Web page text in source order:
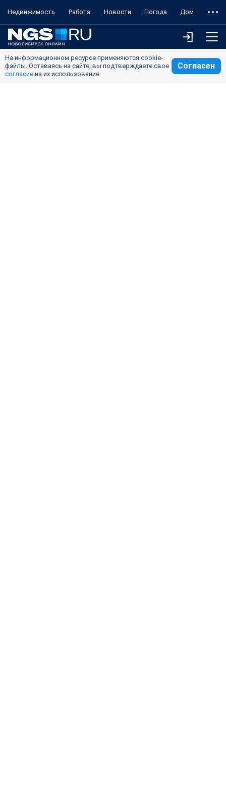
Недвижимость Работа Новости Погода Дом
На информационном ресурсе применяются cookie-
файлы. Оставаясь на сайте, вы подтверждаете свое
согласие на их использование.
Согласен